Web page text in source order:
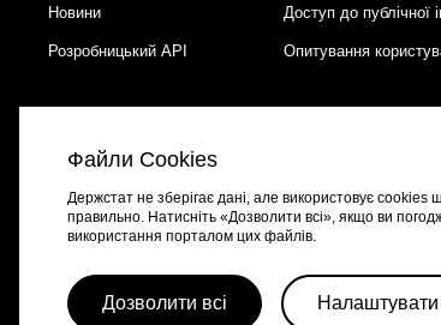
Новини Доступ до публічної
Розробницький API Опитування
Портал створено за підтримки швейцарсько-української
Файли Cookies
Держстат не зберігає дані, але використовує cookies
правильно. Натисніть «Дозволити всі», якщо ви
використання порталом цих файлів.
Дозволити всі Налаштувати